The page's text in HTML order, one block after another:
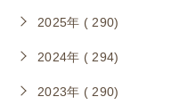
2025年 ( 290)
2024年 ( 294)
2023年 ( 290)